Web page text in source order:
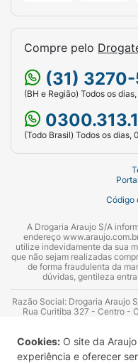
Cookies: O site da
experiência e oferecer
Compre pelo
(31)
(BH e Região) Todos os
(Todo Brasil) Todos os dias,
Código
A Drogaria Araujo S/A
endereço
utilize indevidamente da sua
que não sejam realizadas
de forma fraudulenta da
dúvidas, gentileza
Razão Social: Drogaria Araujo
Rua Curitiba 327 - Centro -
Azevedo Guimarães – CRF
Consultor substituto: Thiago